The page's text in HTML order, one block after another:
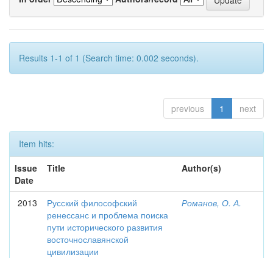
Results 1-1 of 1 (Search time: 0.002 seconds).
previous 1 next
Item hits:
Issue
Date
Title Author(s)
2013
Русский философский
ренессанс и проблема поиска
пути исторического развития
восточнославянской
цивилизации
Романов, О. А.